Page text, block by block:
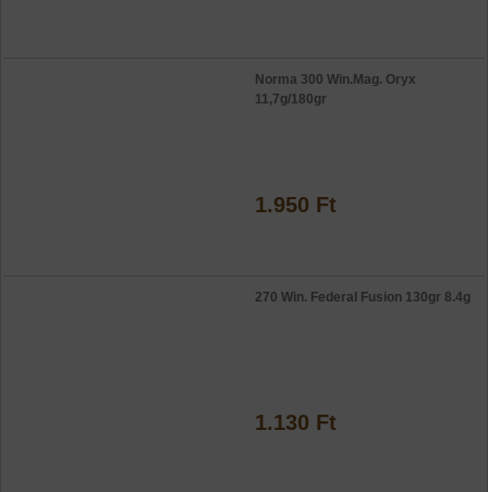
Norma 300 Win.Mag. Oryx
11,7g/180gr
1.950 Ft
270 Win. Federal Fusion 130gr 8.4g
1.130 Ft